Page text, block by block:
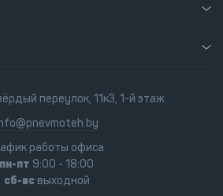
переулок, 11к3, 1-й этаж
работы офиса
пн-пт 9:00 - 18:00
сб-всвыходной